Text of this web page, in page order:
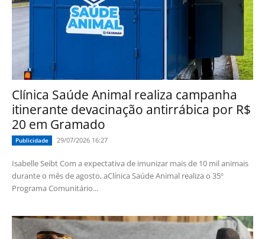
Clínica Saúde Animal realiza campanha
itinerante devacinação antirrábica por R$
20 em Gramado
Publicidade 29/07/2026 16:27
Isabelle Seibt Com a expectativa de imunizar mais de 10 mil animais
durante o mês de agosto, aClínica Saúde Animal realiza o 35º
Programa Comunitário...